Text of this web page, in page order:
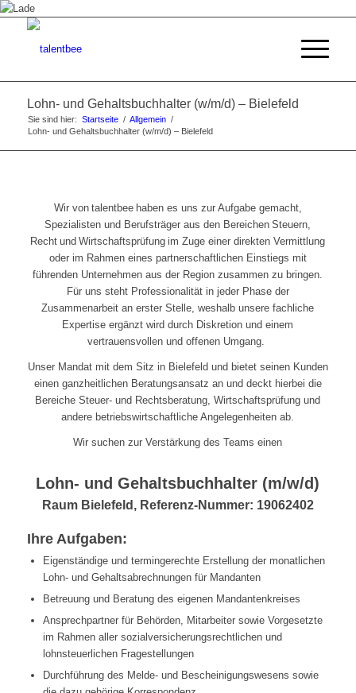
Lohn- und Gehaltsbuchhalter (w/m/d) – Bielefeld
Sie sind hier: Startseite / Allgemein /
Lohn- und Gehaltsbuchhalter (w/m/d) – Bielefeld
Wir von talentbeehaben es uns zur Aufgabe gemacht,
Spezialisten und Berufsträger aus den BereichenSteuern,
Rechtund Wirtschaftsprüfung im Zuge einer direkten Vermittlung
oder im Rahmen eines partnerschaftlichen Einstiegs mit
führenden Unternehmen aus der Region zusammen zu bringen.
Für uns steht Professionalität in jeder Phase der
Zusammenarbeit an erster Stelle, weshalb unsere fachliche
Expertise ergänzt wird durch Diskretion und einem
vertrauensvollen und offenen Umgang.
Unser Mandat mit dem Sitz in Bielefeld und bietet seinen Kunden
einen ganzheitlichen Beratungsansatz an und deckt hierbei die
Bereiche Steuer- und Rechtsberatung, Wirtschaftsprüfung und
andere betriebswirtschaftliche Angelegenheiten ab.
Wir suchen zur Verstärkung des Teams einen
Lohn- und Gehaltsbuchhalter (m/w/d)
Raum Bielefeld, Referenz-Nummer: 19062402
Ihre Aufgaben:
Eigenständige und termingerechte Erstellung der monatlichen
Lohn- und Gehaltsabrechnungen für Mandanten
Betreuung und Beratung des eigenen Mandantenkreises
Ansprechpartner für Behörden, Mitarbeiter sowie Vorgesetzte
im Rahmen aller sozialversicherungsrechtlichen und
lohnsteuerlichen Fragestellungen
Durchführung des Melde- und Bescheinigungswesens sowie